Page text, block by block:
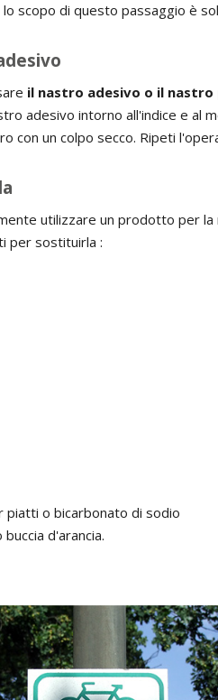
scopo di questo passaggio è
il nastro adesivo o il
adesivo intorno all'indice e al
con un colpo secco. Ripeti
utilizzare un prodotto per
per sostituirla :
piatti o bicarbonato di sodio
d'arancia.